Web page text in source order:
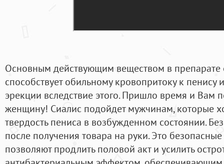
Основным действующим веществом в препарате
способствует обильному кровопритоку к
эрекции вследствие этого. Пришло время и Вам
женщину! Сиалис подойдет мужчинам, которые
твердость пениса в возбужденном состоянии.
после получения товара на руки. Это
позволяют продлить половой акт и усилить